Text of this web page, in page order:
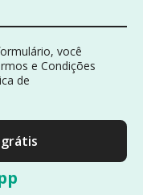
você
e Condições
de